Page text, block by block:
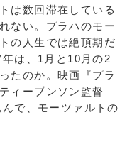
は数回滞在している
ない。プラハのモー
の人生では絶頂期だ
は、1月と10月の2
たのか。映画『プラ
ィーブンソン監督
で、モーツァルトの